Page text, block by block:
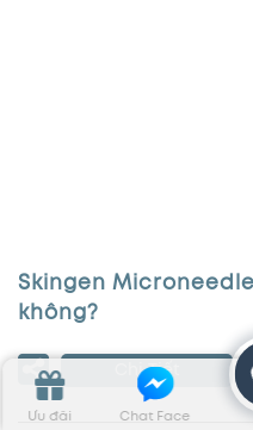
Ưu đãi Chat Face
Skingen
không?
Chi Tiết